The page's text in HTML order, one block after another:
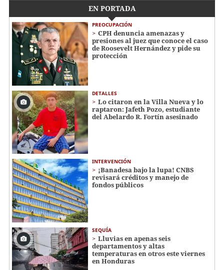
EN PORTADA
PREOCUPACIÓN
CPH denuncia amenazas y
presiones al juez que conoce el caso
de Roosevelt Hernández y pide su
protección
DETALLES
Lo citaron en la Villa Nueva y lo
raptaron: Jafeth Pozo, estudiante
del Abelardo R. Fortín asesinado
INTERVENCIÓN
¡Banadesa bajo la lupa! CNBS
revisará créditos y manejo de
fondos públicos
SEQUÍA
Lluvias en apenas seis
departamentos y altas
temperaturas en otros este viernes
en Honduras